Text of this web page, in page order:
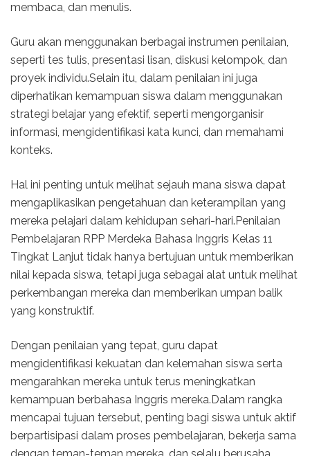
membaca, dan menulis.
Guru akan menggunakan berbagai instrumen penilaian,
seperti tes tulis, presentasi lisan, diskusi kelompok, dan
proyek individu.Selain itu, dalam penilaian ini juga
diperhatikan kemampuan siswa dalam menggunakan
strategi belajar yang efektif, seperti mengorganisir
informasi, mengidentifikasi kata kunci, dan memahami
konteks.
Hal ini penting untuk melihat sejauh mana siswa dapat
mengaplikasikan pengetahuan dan keterampilan yang
mereka pelajari dalam kehidupan sehari-hari.Penilaian
Pembelajaran RPP Merdeka Bahasa Inggris Kelas 11
Tingkat Lanjut tidak hanya bertujuan untuk memberikan
nilai kepada siswa, tetapi juga sebagai alat untuk melihat
perkembangan mereka dan memberikan umpan balik
yang konstruktif.
Dengan penilaian yang tepat, guru dapat
mengidentifikasi kekuatan dan kelemahan siswa serta
mengarahkan mereka untuk terus meningkatkan
kemampuan berbahasa Inggris mereka.Dalam rangka
mencapai tujuan tersebut, penting bagi siswa untuk aktif
berpartisipasi dalam proses pembelajaran, bekerja sama